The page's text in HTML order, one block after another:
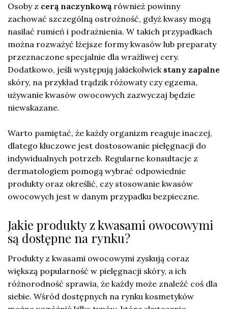
Osoby z cerą naczynkową również powinny
zachować szczególną ostrożność, gdyż kwasy mogą
nasilać rumień i podrażnienia. W takich przypadkach
można rozważyć lżejsze formy kwasów lub preparaty
przeznaczone specjalnie dla wrażliwej cery.
Dodatkowo, jeśli występują jakiekolwiek stany zapalne
skóry, na przykład trądzik różowaty czy egzema,
używanie kwasów owocowych zazwyczaj będzie
niewskazane.
Warto pamiętać, że każdy organizm reaguje inaczej,
dlatego kluczowe jest dostosowanie pielęgnacji do
indywidualnych potrzeb. Regularne konsultacje z
dermatologiem pomogą wybrać odpowiednie
produkty oraz określić, czy stosowanie kwasów
owocowych jest w danym przypadku bezpieczne.
Jakie produkty z kwasami owocowymi
są dostępne na rynku?
Produkty z kwasami owocowymi zyskują coraz
większą popularność w pielęgnacji skóry, a ich
różnorodność sprawia, że każdy może znaleźć coś dla
siebie. Wśród dostępnych na rynku kosmetyków